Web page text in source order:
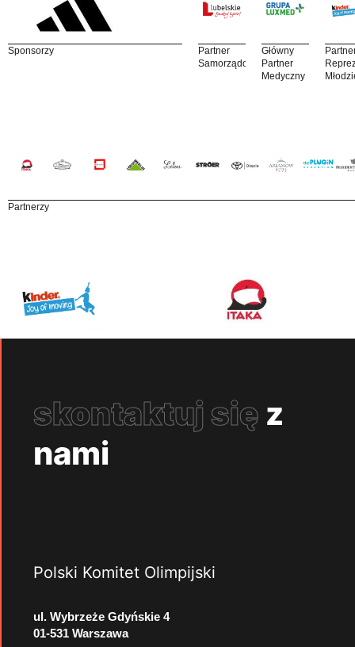
Sponsorzy
Partner
Samorządowy
Główny
Partner
Medyczny
Partnerzy
skontaktuj się z
nami
Polski Komitet Olimpijski
ul. Wybrzeże Gdyńskie 4
01-531 Warszawa